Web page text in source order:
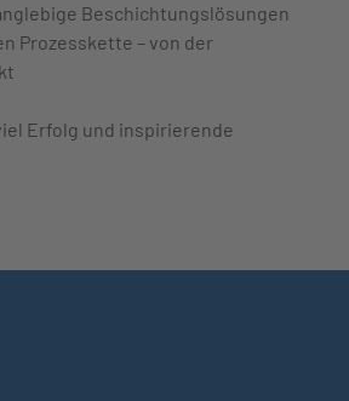
Beschichtungslösungen
Prozesskette – von der
Erfolg und inspirierende